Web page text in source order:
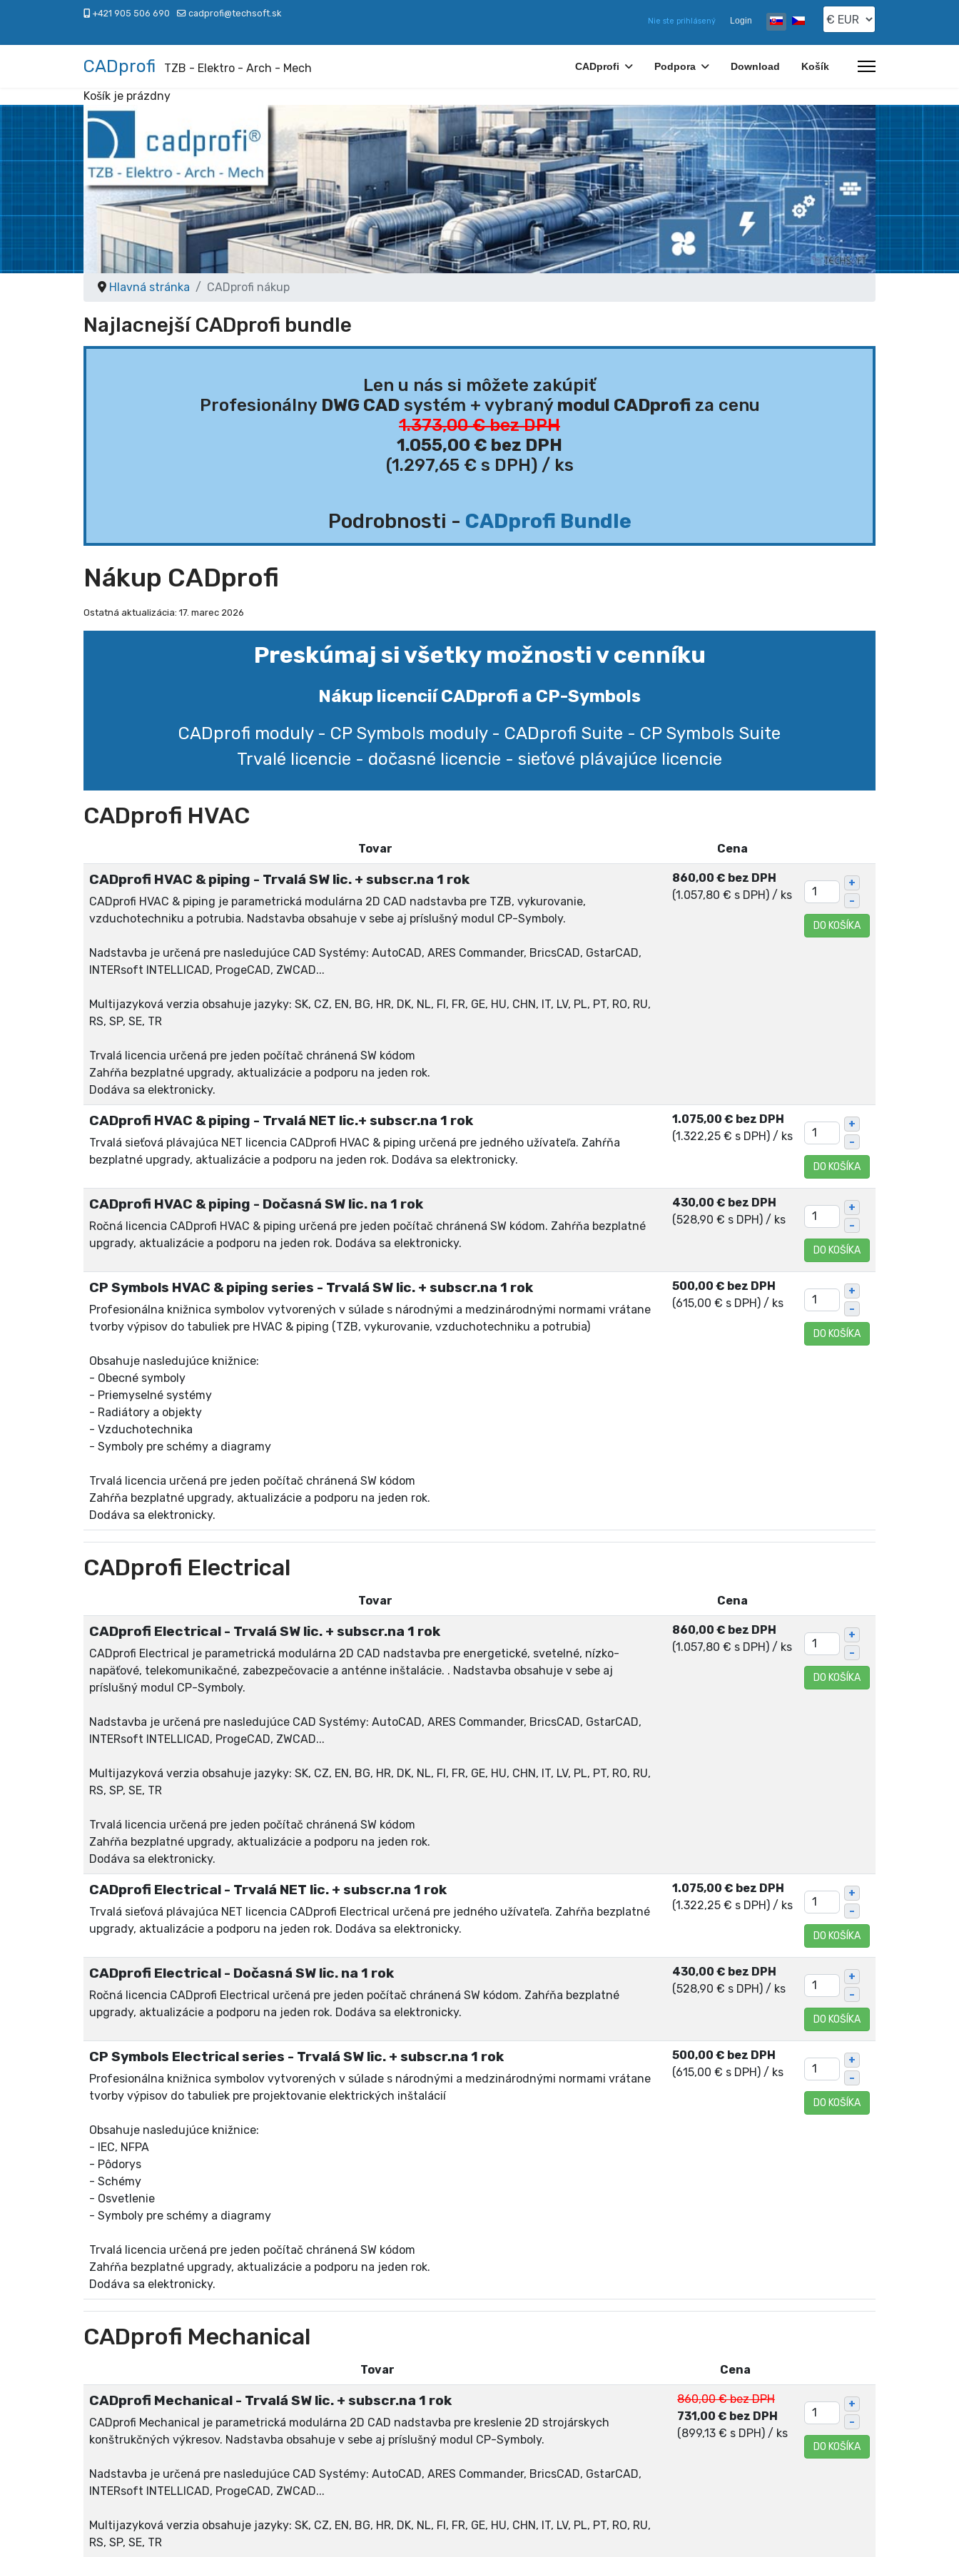
+421 905 506 690 cadprofi@techsoft.sk
Nie ste prihlásený Login Vyberte váš jazyk
CADprofi TZB - Elektro - Arch - Mech CADprofi Podpora Download Košík
Košík je prázdny
Hlavná stránka CADprofi nákup
Najlacnejší CADprofi bundle
Len u nás si môžete zakúpiť
Profesionálny DWG CADsystém + vybraný modul CADprofi za cenu
1.373,00 € bez DPH
1.055,00 € bez DPH
(1.297,65 € s DPH) / ks
Podrobnosti - CADprofi Bundle
Nákup CADprofi
Ostatná aktualizácia: 17. marec 2026
Preskúmaj si všetky možnosti v cenníku
Nákup licencií CADprofi a CP-Symbols
CADprofi moduly - CP Symbols moduly - CADprofi Suite - CP Symbols Suite
Trvalé licencie - dočasné licencie - sieťové plávajúce licencie
CADprofi HVAC
Tovar Cena
CADprofi HVAC & piping - Trvalá SW lic. + subscr.na 1 rok
CADprofi HVAC & piping je parametrická modulárna 2D CAD nadstavba pre TZB, vykurovanie,
vzduchotechniku a potrubia. Nadstavba obsahuje v sebe aj príslušný modul CP-Symboly.
Nadstavba je určená pre nasledujúce CAD Systémy: AutoCAD, ARES Commander, BricsCAD, GstarCAD,
INTERsoft INTELLICAD, ProgeCAD, ZWCAD...
Multijazyková verzia obsahuje jazyky: SK, CZ, EN, BG, HR, DK, NL, FI, FR, GE, HU, CHN, IT, LV, PL, PT, RO, RU,
RS, SP, SE, TR
Trvalá licencia určená pre jeden počítač chránená SW kódom
Zahŕňa bezplatné upgrady, aktualizácie a podporu na jeden rok.
Dodáva sa elektronicky.
860,00 € bez DPH
(1.057,80 € s DPH) / ks
+
–
DO KOŠÍKA
CADprofi HVAC & piping - Trvalá NET lic.+ subscr.na 1 rok
Trvalá sieťová plávajúca NET licencia CADprofi HVAC & piping určená pre jedného užívateľa. Zahŕňa
bezplatné upgrady, aktualizácie a podporu na jeden rok. Dodáva sa elektronicky.
1.075,00 € bez DPH
(1.322,25 € s DPH) / ks
+
–
DO KOŠÍKA
CADprofi HVAC & piping - Dočasná SW lic. na 1 rok
Ročná licencia CADprofi HVAC & piping určená pre jeden počítač chránená SW kódom. Zahŕňa bezplatné
upgrady, aktualizácie a podporu na jeden rok. Dodáva sa elektronicky.
430,00 € bez DPH
(528,90 € s DPH) / ks
+
–
DO KOŠÍKA
CP Symbols HVAC & piping series - Trvalá SW lic. + subscr.na 1 rok
Profesionálna knižnica symbolov vytvorených v súlade s národnými a medzinárodnými normami vrátane
tvorby výpisov do tabuliek pre HVAC & piping (TZB, vykurovanie, vzduchotechniku a potrubia)
Obsahuje nasledujúce knižnice:
- Obecné symboly
- Priemyselné systémy
- Radiátory a objekty
- Vzduchotechnika
- Symboly pre schémy a diagramy
Trvalá licencia určená pre jeden počítač chránená SW kódom
Zahŕňa bezplatné upgrady, aktualizácie a podporu na jeden rok.
Dodáva sa elektronicky.
500,00 € bez DPH
(615,00 € s DPH) / ks
+
–
DO KOŠÍKA
CADprofi Electrical
Tovar Cena
CADprofi Electrical - Trvalá SW lic. + subscr.na 1 rok
CADprofi Electrical je parametrická modulárna 2D CAD nadstavba pre energetické, svetelné, nízko-
napäťové, telekomunikačné, zabezpečovacie a anténne inštalácie. . Nadstavba obsahuje v sebe aj
príslušný modul CP-Symboly.
Nadstavba je určená pre nasledujúce CAD Systémy: AutoCAD, ARES Commander, BricsCAD, GstarCAD,
INTERsoft INTELLICAD, ProgeCAD, ZWCAD...
Multijazyková verzia obsahuje jazyky: SK, CZ, EN, BG, HR, DK, NL, FI, FR, GE, HU, CHN, IT, LV, PL, PT, RO, RU,
RS, SP, SE, TR
Trvalá licencia určená pre jeden počítač chránená SW kódom
Zahŕňa bezplatné upgrady, aktualizácie a podporu na jeden rok.
Dodáva sa elektronicky.
860,00 € bez DPH
(1.057,80 € s DPH) / ks
+
–
DO KOŠÍKA
CADprofi Electrical - Trvalá NET lic. + subscr.na 1 rok
Trvalá sieťová plávajúca NET licencia CADprofi Electrical určená pre jedného užívateľa. Zahŕňa bezplatné
upgrady, aktualizácie a podporu na jeden rok. Dodáva sa elektronicky.
1.075,00 € bez DPH
(1.322,25 € s DPH) / ks
+
–
DO KOŠÍKA
CADprofi Electrical - Dočasná SW lic. na 1 rok
Ročná licencia CADprofi Electrical určená pre jeden počítač chránená SW kódom. Zahŕňa bezplatné
upgrady, aktualizácie a podporu na jeden rok. Dodáva sa elektronicky.
430,00 € bez DPH
(528,90 € s DPH) / ks
+
–
DO KOŠÍKA
CP Symbols Electrical series - Trvalá SW lic. + subscr.na 1 rok
Profesionálna knižnica symbolov vytvorených v súlade s národnými a medzinárodnými normami vrátane
tvorby výpisov do tabuliek pre projektovanie elektrických inštalácií
Obsahuje nasledujúce knižnice:
- IEC, NFPA
- Pôdorys
- Schémy
- Osvetlenie
- Symboly pre schémy a diagramy
Trvalá licencia určená pre jeden počítač chránená SW kódom
Zahŕňa bezplatné upgrady, aktualizácie a podporu na jeden rok.
Dodáva sa elektronicky.
500,00 € bez DPH
(615,00 € s DPH) / ks
+
–
DO KOŠÍKA
CADprofi Mechanical
Tovar Cena
CADprofi Mechanical - Trvalá SW lic. + subscr.na 1 rok
CADprofi Mechanical je parametrická modulárna 2D CAD nadstavba pre kreslenie 2D strojárskych
konštrukčných výkresov. Nadstavba obsahuje v sebe aj príslušný modul CP-Symboly.
Nadstavba je určená pre nasledujúce CAD Systémy: AutoCAD, ARES Commander, BricsCAD, GstarCAD,
INTERsoft INTELLICAD, ProgeCAD, ZWCAD...
Multijazyková verzia obsahuje jazyky: SK, CZ, EN, BG, HR, DK, NL, FI, FR, GE, HU, CHN, IT, LV, PL, PT, RO, RU,
RS, SP, SE, TR
860,00 € bez DPH
731,00 € bez DPH
(899,13 € s DPH) / ks
+
–
DO KOŠÍKA